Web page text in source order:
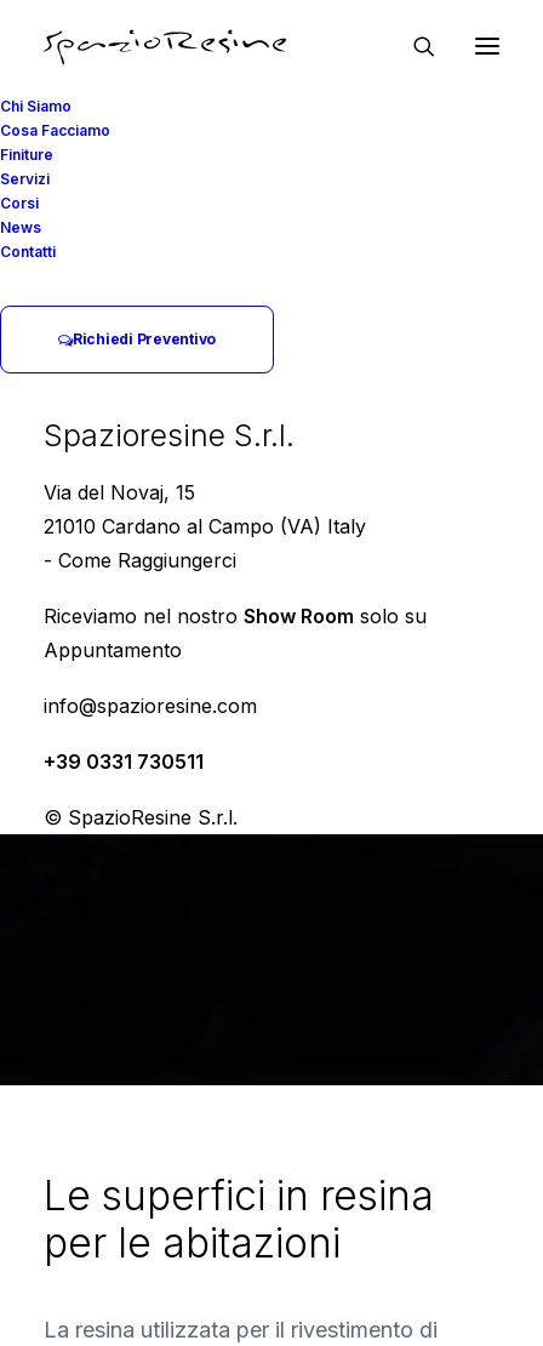
Chi Siamo
Cosa Facciamo
Finiture
Servizi
Corsi
News
Contatti
Richiedi Preventivo
Spazioresine S.r.l.
Via del Novaj, 15
21010 Cardano al Campo (VA) Italy
- Come Raggiungerci
Riceviamo nel nostro Show Room solo su
Appuntamento
info@spazioresine.com
+39 0331 730511
© SpazioResine S.r.l.
InCuriosità,How to
Novembre 2021
I vantaggi dei
per le abitazioni
BySpazioResine
Le superfici in resina
per le abitazioni
La resina utilizzata per il rivestimento di